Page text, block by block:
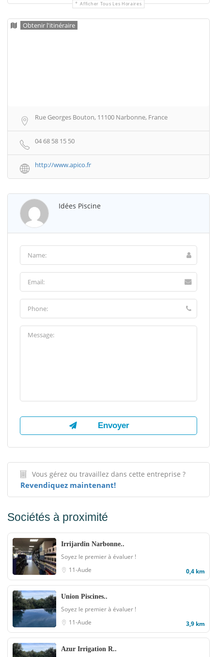
Afficher Tous Les Horaires
Obtenir l'itinéraire
Rue Georges Bouton, 11100 Narbonne, France
04 68 58 15 50
http://www.apico.fr
Idées Piscine
Vous gérez ou travaillez dans cette entreprise ?
Revendiquez maintenant!
Sociétés à proximité
Irrijardin Narbonne..
Soyez le premier à évaluer !
11-Aude
0,4 km
Union Piscines..
Soyez le premier à évaluer !
11-Aude
3,9 km
Azur Irrigation R..